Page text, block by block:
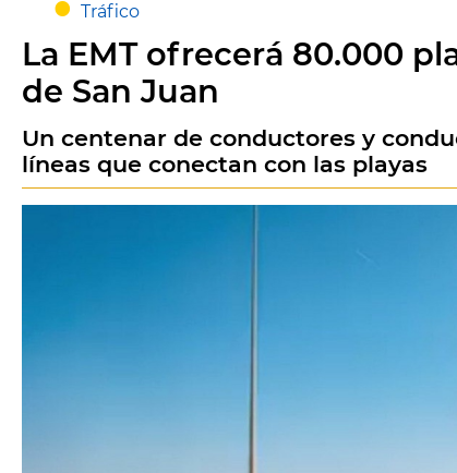
Tráfico
La EMT ofrecerá 80.000
de San Juan
Un centenar de conductores y
líneas que conectan con las playas